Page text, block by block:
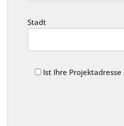
Stadt
Ist Ihre Projektadresse